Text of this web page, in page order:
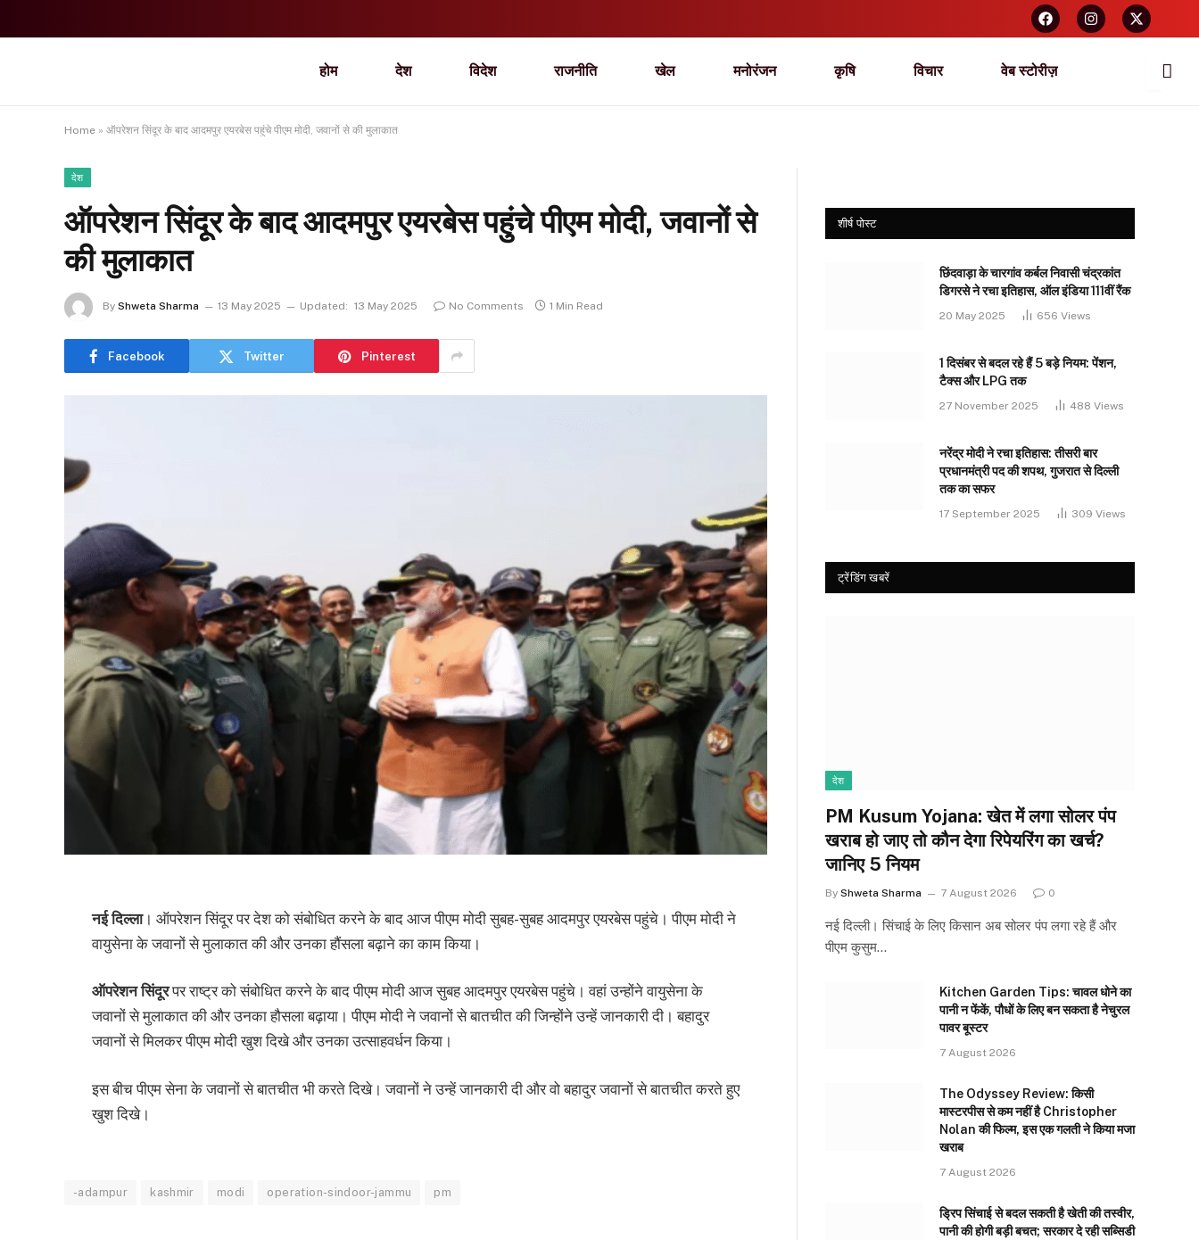
होम देश विदेश राजनीति खेल मनोरंजन कृषि विचार वेब स्टोरीज़
Home » ऑपरेशन सिंदूर के बाद आदमपुर एयरबेस पहुंचे पीएम मोदी, जवानों से की मुलाकात
देश
ऑपरेशन सिंदूर के बाद आदमपुर एयरबेस पहुंचे पीएम मोदी, जवानों से
की मुलाकात
By Shweta Sharma 13 May 2025 Updated: 13 May 2025 No Comments 1 Min Read
Facebook Twitter Pinterest
नई दिल्ला। ऑपरेशन सिंदूर पर देश को संबोधित करने के बाद आज पीएम मोदी सुबह-सुबह आदमपुर एयरबेस पहुंचे। पीएम मोदी ने
वायुसेना के जवानों से मुलाकात की और उनका हौंसला बढ़ाने का काम किया।
ऑपरेशन सिंदूरपर राष्ट्र को संबोधित करने के बाद पीएम मोदी आज सुबह आदमपुर एयरबेस पहुंचे। वहां उन्होंने वायुसेना के
जवानों से मुलाकात की और उनका हौसला बढ़ाया। पीएम मोदी ने जवानों से बातचीत की जिन्होंने उन्हें जानकारी दी। बहादुर
जवानों से मिलकर पीएम मोदी खुश दिखे और उनका उत्साहवर्धन किया।
इस बीच पीएम सेना के जवानों से बातचीत भी करते दिखे। जवानों ने उन्हें जानकारी दी और वो बहादुर जवानों से बातचीत करते हुए
खुश दिखे।
-adampur kashmir modi operation-sindoor-jammu pm
शीर्ष पोस्ट
छिंदवाड़ा के चारगांव कर्बल निवासी चंद्रकांत
डिगरसे ने रचा इतिहास, ऑल इंडिया 111वीं रैंक
20 May 2025 656 Views
1 दिसंबर से बदल रहे हैं 5 बड़े नियम: पेंशन,
टैक्स और LPG तक
27 November 2025 488 Views
नरेंद्र मोदी ने रचा इतिहास: तीसरी बार
प्रधानमंत्री पद की शपथ, गुजरात से दिल्ली
तक का सफर
17 September 2025 309 Views
ट्रेंडिंग खबरें
देश
PM Kusum Yojana: खेत में लगा सोलर पंप
खराब हो जाए तो कौन देगा रिपेयरिंग का खर्च?
जानिए 5 नियम
By Shweta Sharma 7 August 2026 0
नई दिल्ली। सिंचाई के लिए किसान अब सोलर पंप लगा रहे हैं और
पीएम कुसुम…
Kitchen Garden Tips: चावल धोने का
पानी न फेंकें, पौधों के लिए बन सकता है नेचुरल
पावर बूस्टर
7 August 2026
The Odyssey Review: किसी
मास्टरपीस से कम नहीं है Christopher
Nolan की फिल्म, इस एक गलती ने किया मजा
खराब
7 August 2026
ड्रिप सिंचाई से बदल सकती है खेती की तस्वीर,
पानी की होगी बड़ी बचत; सरकार दे रही सब्सिडी